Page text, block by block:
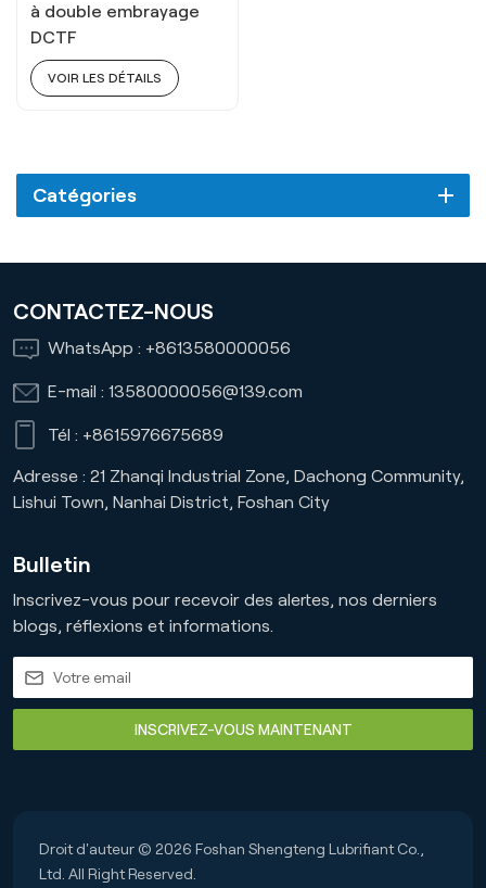
à double embrayage
DCTF
VOIR LES DÉTAILS
Catégories
CONTACTEZ-NOUS
WhatsApp : +8613580000056
E-mail : 13580000056@139.com
Tél : +8615976675689
Adresse : 21 Zhanqi Industrial Zone, Dachong Community,
Lishui Town, Nanhai District, Foshan City
Bulletin
Inscrivez-vous pour recevoir des alertes, nos derniers
blogs, réflexions et informations.
INSCRIVEZ-VOUS MAINTENANT
Droit d'auteur © 2026 Foshan Shengteng Lubrifiant Co.,
Ltd. All Right Reserved.